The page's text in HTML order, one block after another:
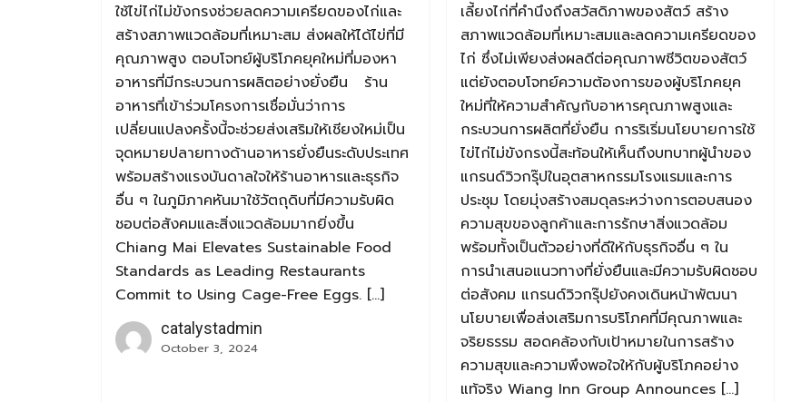
ใช้ไข่ไก่ไม่ขังกรงช่วยลดความเครียดของไก่และ
สร้างสภาพแวดล้อมที่เหมาะสม ส่งผลให้ได้ไข่ที่มี
คุณภาพสูง ตอบโจทย์ผู้บริโภคยุคใหม่ที่มองหา
อาหารที่มีกระบวนการผลิตอย่างยั่งยืน ร้าน
อาหารที่เข้าร่วมโครงการเชื่อมั่นว่าการ
เปลี่ยนแปลงครั้งนี้จะช่วยส่งเสริมให้เชียงใหม่เป็น
จุดหมายปลายทางด้านอาหารยั่งยืนระดับประเทศ
พร้อมสร้างแรงบันดาลใจให้ร้านอาหารและธุรกิจ
อื่น ๆ ในภูมิภาคหันมาใช้วัตถุดิบที่มีความรับผิด
ชอบต่อสังคมและสิ่งแวดล้อมมากยิ่งขึ้น
Chiang Mai Elevates Sustainable Food
Standards as Leading Restaurants
Commit to Using Cage-Free Eggs. […]
catalystadmin
October 3, 2024
เลี้ยงไก่ที่คำนึงถึงสวัสดิภาพของสัตว์ สร้าง
สภาพแวดล้อมที่เหมาะสมและลดความเครียดของ
ไก่ ซึ่งไม่เพียงส่งผลดีต่อคุณภาพชีวิตของสัตว์
แต่ยังตอบโจทย์ความต้องการของผู้บริโภคยุค
ใหม่ที่ให้ความสำคัญกับอาหารคุณภาพสูงและ
กระบวนการผลิตที่ยั่งยืน การริเริ่มนโยบายการใช้
ไข่ไก่ไม่ขังกรงนี้สะท้อนให้เห็นถึงบทบาทผู้นำของ
แกรนด์วิวกรุ๊ปในอุตสาหกรรมโรงแรมและการ
ประชุม โดยมุ่งสร้างสมดุลระหว่างการตอบสนอง
ความสุขของลูกค้าและการรักษาสิ่งแวดล้อม
พร้อมทั้งเป็นตัวอย่างที่ดีให้กับธุรกิจอื่น ๆ ใน
การนำเสนอแนวทางที่ยั่งยืนและมีความรับผิดชอบ
ต่อสังคม แกรนด์วิวกรุ๊ปยังคงเดินหน้าพัฒนา
นโยบายเพื่อส่งเสริมการบริโภคที่มีคุณภาพและ
จริยธรรม สอดคล้องกับเป้าหมายในการสร้าง
ความสุขและความพึงพอใจให้กับผู้บริโภคอย่าง
แท้จริง Wiang Inn Group Announces […]